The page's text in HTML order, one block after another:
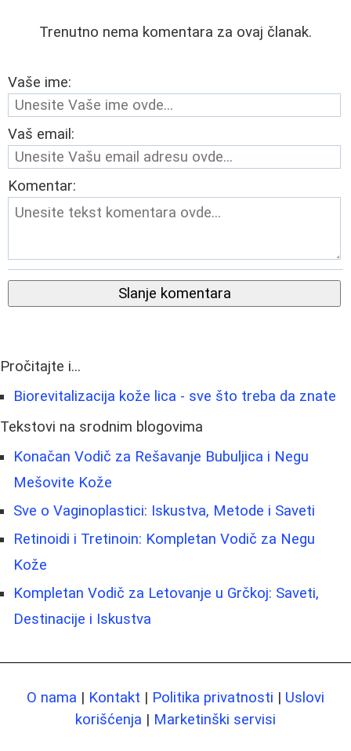
Trenutno nema komentara za ovaj članak.
Vaše ime:
Vaš email:
Komentar:
Slanje komentara
Pročitajte i...
Biorevitalizacija kože lica - sve što treba da znate
Tekstovi na srodnim blogovima
Konačan Vodič za Rešavanje Bubuljica i Negu
Mešovite Kože
Sve o Vaginoplastici: Iskustva, Metode i Saveti
Retinoidi i Tretinoin: Kompletan Vodič za Negu
Kože
Kompletan Vodič za Letovanje u Grčkoj: Saveti,
Destinacije i Iskustva
O nama | Kontakt | Politika privatnosti | Uslovi
korišćenja | Marketinški servisi